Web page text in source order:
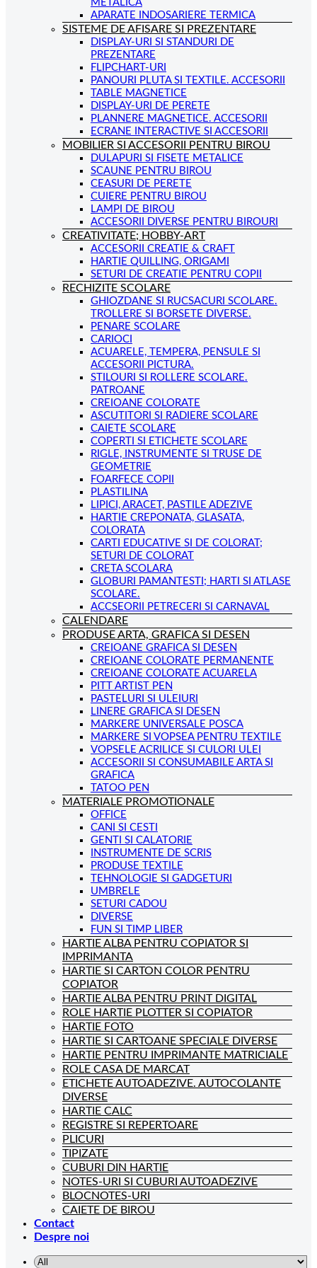
METALICA
APARATE INDOSARIERE TERMICA
SISTEME DE AFISARE SI PREZENTARE
DISPLAY-URI SI STANDURI DE
PREZENTARE
FLIPCHART-URI
PANOURI PLUTA SI TEXTILE. ACCESORII
TABLE MAGNETICE
DISPLAY-URI DE PERETE
PLANNERE MAGNETICE. ACCESORII
ECRANE INTERACTIVE SI ACCESORII
MOBILIER SI ACCESORII PENTRU BIROU
DULAPURI SI FISETE METALICE
SCAUNE PENTRU BIROU
CEASURI DE PERETE
CUIERE PENTRU BIROU
LAMPI DE BIROU
ACCESORII DIVERSE PENTRU BIROURI
CREATIVITATE; HOBBY-ART
ACCESORII CREATIE & CRAFT
HARTIE QUILLING, ORIGAMI
SETURI DE CREATIE PENTRU COPII
RECHIZITE SCOLARE
GHIOZDANE SI RUCSACURI SCOLARE.
TROLLERE SI BORSETE DIVERSE.
PENARE SCOLARE
CARIOCI
ACUARELE, TEMPERA, PENSULE SI
ACCESORII PICTURA.
STILOURI SI ROLLERE SCOLARE.
PATROANE
CREIOANE COLORATE
ASCUTITORI SI RADIERE SCOLARE
CAIETE SCOLARE
COPERTI SI ETICHETE SCOLARE
RIGLE, INSTRUMENTE SI TRUSE DE
GEOMETRIE
FOARFECE COPII
PLASTILINA
LIPICI, ARACET, PASTILE ADEZIVE
HARTIE CREPONATA, GLASATA,
COLORATA
CARTI EDUCATIVE SI DE COLORAT;
SETURI DE COLORAT
CRETA SCOLARA
GLOBURI PAMANTESTI; HARTI SI ATLASE
SCOLARE.
ACCSEORII PETRECERI SI CARNAVAL
CALENDARE
PRODUSE ARTA, GRAFICA SI DESEN
CREIOANE GRAFICA SI DESEN
CREIOANE COLORATE PERMANENTE
CREIOANE COLORATE ACUARELA
PITT ARTIST PEN
PASTELURI SI ULEIURI
LINERE GRAFICA SI DESEN
MARKERE UNIVERSALE POSCA
MARKERE SI VOPSEA PENTRU TEXTILE
VOPSELE ACRILICE SI CULORI ULEI
ACCESORII SI CONSUMABILE ARTA SI
GRAFICA
TATOO PEN
MATERIALE PROMOTIONALE
OFFICE
CANI SI CESTI
GENTI SI CALATORIE
INSTRUMENTE DE SCRIS
PRODUSE TEXTILE
TEHNOLOGIE SI GADGETURI
UMBRELE
SETURI CADOU
DIVERSE
FUN SI TIMP LIBER
HARTIE ALBA PENTRU COPIATOR SI
IMPRIMANTA
HARTIE SI CARTON COLOR PENTRU
COPIATOR
HARTIE ALBA PENTRU PRINT DIGITAL
ROLE HARTIE PLOTTER SI COPIATOR
HARTIE FOTO
HARTIE SI CARTOANE SPECIALE DIVERSE
HARTIE PENTRU IMPRIMANTE MATRICIALE
ROLE CASA DE MARCAT
ETICHETE AUTOADEZIVE. AUTOCOLANTE
DIVERSE
HARTIE CALC
REGISTRE SI REPERTOARE
PLICURI
TIPIZATE
CUBURI DIN HARTIE
NOTES-URI SI CUBURI AUTOADEZIVE
BLOCNOTES-URI
CAIETE DE BIROU
Contact
Despre noi